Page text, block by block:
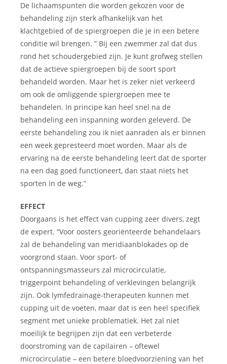
De lichaamspunten die worden gekozen voor de
behandeling zijn sterk afhankelijk van het
klachtgebied of de spiergroepen die je in een betere
conditie wil brengen. ” Bij een zwemmer zal dat dus
rond het schoudergebied zijn. Je kunt grofweg stellen
dat de actieve spiergroepen bij de soort sport
behandeld worden. Maar het is zeker niet verkeerd
om ook de omliggende spiergroepen mee te
behandelen. In principe kan heel snel na de
behandeling een inspanning worden geleverd. De
eerste behandeling zou ik niet aanraden als er binnen
een week gepresteerd moet worden. Maar als de
ervaring na de eerste behandeling leert dat de sporter
na een dag goed functioneert, dan staat niets het
sporten in de weg.”
EFFECT
Doorgaans is het effect van cupping zeer divers, zegt
de expert. “Voor oosters georiënteerde behandelaars
zal de behandeling van meridiaanblokades op de
voorgrond staan. Voor sport- of
ontspanningsmasseurs zal microcirculatie,
triggerpoint behandeling of verklevingen belangrijk
zijn. Ook lymfedrainage-therapeuten kunnen met
cupping uit de voeten, maar dat is een heel specifiek
segment met unieke problematiek. Het zal niet
moeilijk te begrijpen zijn dat een verbeterde
doorstroming van de capilairen – oftewel
microcirculatie – een betere bloedvoorziening van het